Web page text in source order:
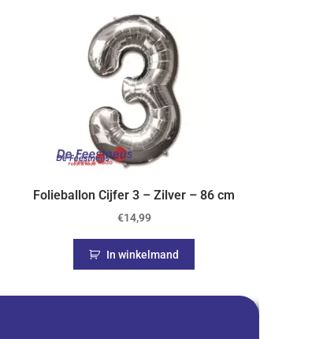
Folieballon Cijfer 3 – Zilver – 86 cm
€14,99
In winkelmand